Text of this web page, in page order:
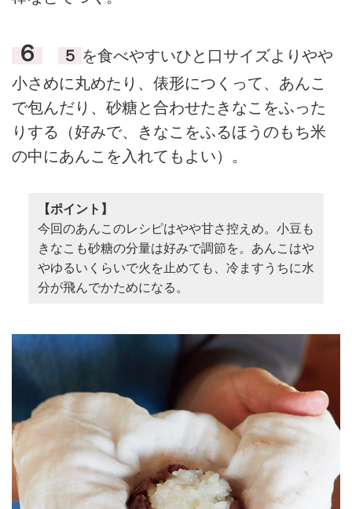
６ ５ を食べやすいひと口サイズよりやや
小さめに丸めたり、俵形につくって、あんこ
で包んだり、砂糖と合わせたきなこをふった
りする（好みで、きなこをふるほうのもち米
の中にあんこを入れてもよい）。
【ポイント】
今回のあんこのレシピはやや甘さ控えめ。小豆も
きなこも砂糖の分量は好みで調節を。あんこはや
やゆるいくらいで火を止めても、冷ますうちに水
分が飛んでかためになる。